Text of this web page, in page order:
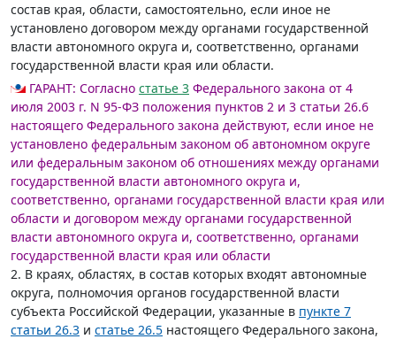
состав края, области, самостоятельно, если иное не
установлено договором между органами государственной
власти автономного округа и, соответственно, органами
государственной власти края или области.
ГАРАНТ: Согласно статье 3 Федерального закона от 4
июля 2003 г. N 95-ФЗ положения пунктов 2 и 3 статьи 26.6
настоящего Федерального закона действуют, если иное не
установлено федеральным законом об автономном округе
или федеральным законом об отношениях между органами
государственной власти автономного округа и,
соответственно, органами государственной власти края или
области и договором между органами государственной
власти автономного округа и, соответственно, органами
государственной власти края или области
2. В краях, областях, в состав которых входят автономные
округа, полномочия органов государственной власти
субъекта Российской Федерации, указанные в пункте 7
статьи 26.3 и статье 26.5 настоящего Федерального закона,